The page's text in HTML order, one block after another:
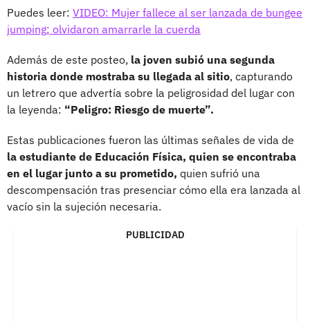
Puedes leer: VIDEO: Mujer fallece al ser lanzada de bungee
jumping; olvidaron amarrarle la cuerda
Además de este posteo, la joven subió una segunda
historia donde mostraba su llegada al sitio, capturando
un letrero que advertía sobre la peligrosidad del lugar con
la leyenda: “Peligro: Riesgo de muerte”.
Estas publicaciones fueron las últimas señales de vida de
la estudiante de Educación Física, quien se encontraba
en el lugar junto a su prometido, quien sufrió una
descompensación tras presenciar cómo ella era lanzada al
vacío sin la sujeción necesaria.
PUBLICIDAD